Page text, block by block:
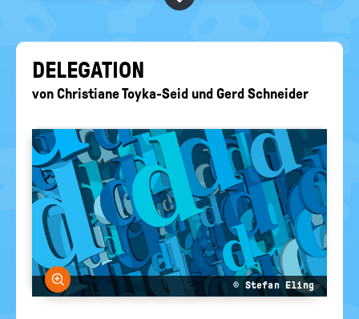
politische
EURE AKTUELLEN FRAGEN...
DE­LE­GA­TI­ON
von Christiane Toyka-Seid und Gerd Schneider
Bild vergrößern
© Stefan Eling